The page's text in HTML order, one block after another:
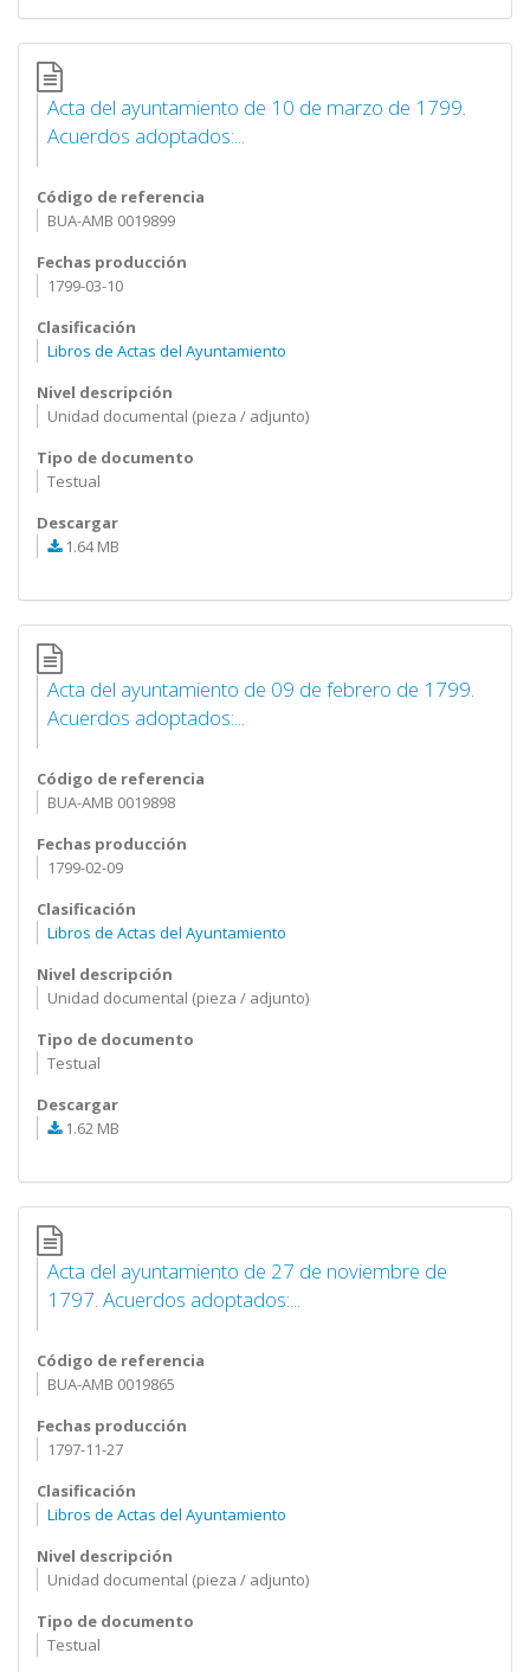
Acta del ayuntamiento de 10 de marzo de 1799.
Acuerdos adoptados:...
Código de referencia
BUA-AMB 0019899
Fechas producción
1799-03-10
Clasificación
Libros de Actas del Ayuntamiento
Nivel descripción
Unidad documental (pieza / adjunto)
Tipo de documento
Testual
Descargar
1.64 MB
Acta del ayuntamiento de 09 de febrero de 1799.
Acuerdos adoptados:...
Código de referencia
BUA-AMB 0019898
Fechas producción
1799-02-09
Clasificación
Libros de Actas del Ayuntamiento
Nivel descripción
Unidad documental (pieza / adjunto)
Tipo de documento
Testual
Descargar
1.62 MB
Acta del ayuntamiento de 27 de noviembre de
1797. Acuerdos adoptados:...
Código de referencia
BUA-AMB 0019865
Fechas producción
1797-11-27
Clasificación
Libros de Actas del Ayuntamiento
Nivel descripción
Unidad documental (pieza / adjunto)
Tipo de documento
Testual